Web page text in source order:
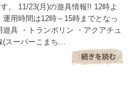
。 11/23(月)の遊具情報!! 12時よ
運用時間は12時～15時までとなっ
具 ・トランポリン ・アクアチュ
(スーパーこまち…